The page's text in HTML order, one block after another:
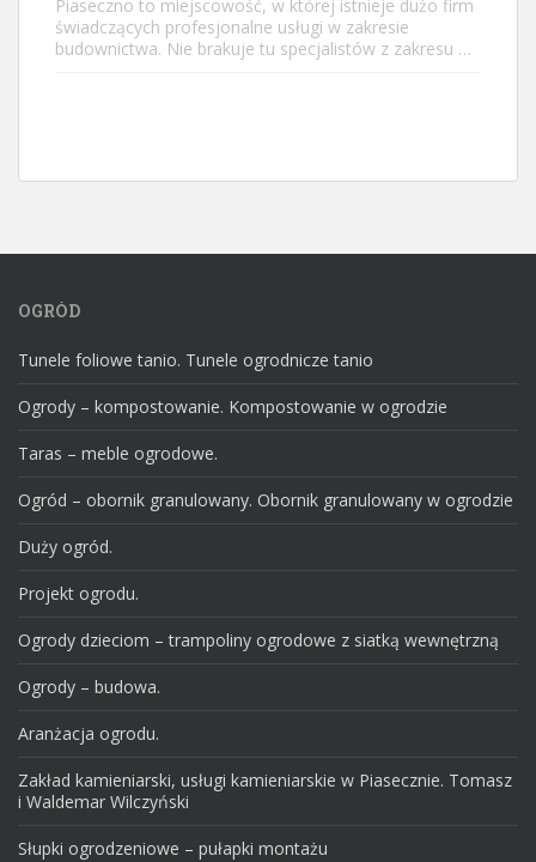
Piaseczno to miejscowość, w której istnieje dużo firm
świadczących profesjonalne usługi w zakresie
budownictwa. Nie brakuje tu specjalistów z zakresu …
OGRÓD
Tunele foliowe tanio. Tunele ogrodnicze tanio
Ogrody – kompostowanie. Kompostowanie w ogrodzie
Taras – meble ogrodowe.
Ogród – obornik granulowany. Obornik granulowany w ogrodzie
Duży ogród.
Projekt ogrodu.
Ogrody dzieciom – trampoliny ogrodowe z siatką wewnętrzną
Ogrody – budowa.
Aranżacja ogrodu.
Zakład kamieniarski, usługi kamieniarskie w Piasecznie. Tomasz
i Waldemar Wilczyński
Słupki ogrodzeniowe – pułapki montażu